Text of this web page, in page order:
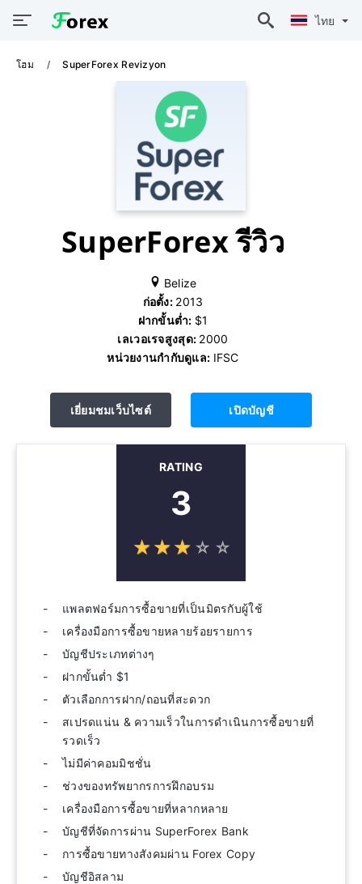
ไทย
โฮม SuperForex Revizyon
SuperForex รีวิว
Belize
ก่อตั้ง: 2013
ฝากขั้นต่ำ: $1
เลเวอเรจสูงสุด: 2000
หน่วยงานกำกับดูแล: IFSC
เยี่ยมชมเว็บไซต์ เปิดบัญชี
RATING
3
☆☆☆ ☆ ☆
★★★ ★ ★
แพลตฟอร์มการซื้อขายที่เป็นมิตรกับผู้ใช้
เครื่องมือการซื้อขายหลายร้อยรายการ
บัญชีประเภทต่างๆ
ฝากขั้นต่ำ $1
ตัวเลือกการฝาก/ถอนที่สะดวก
สเปรดแน่น & ความเร็วในการดำเนินการซื้อขายที่
รวดเร็ว
ไม่มีค่าคอมมิชชั่น
ช่วงของทรัพยากรการฝึกอบรม
เครื่องมือการซื้อขายที่หลากหลาย
บัญชีที่จัดการผ่าน SuperForex Bank
การซื้อขายทางสังคมผ่าน Forex Copy
บัญชีอิสลาม